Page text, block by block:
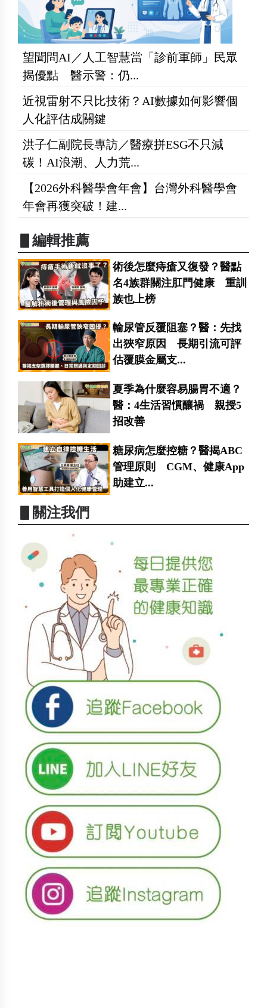
望聞問AI／人工智慧當「診前軍師」民眾
揭優點 醫示警：仍...
近視雷射不只比技術？AI數據如何影響個
人化評估成關鍵
洪子仁副院長專訪／醫療拼ESG不只減
碳！AI浪潮、人力荒...
【2026外科醫學會年會】台灣外科醫學會
年會再獲突破！建...
▋編輯推薦
術後怎麼痔瘡又復發？醫點
名4族群關注肛門健康 重訓
族也上榜
輸尿管反覆阻塞？醫：先找
出狹窄原因 長期引流可評
估覆膜金屬支...
夏季為什麼容易腸胃不適？
醫：4生活習慣釀禍 親授5
招改善
糖尿病怎麼控糖？醫揭ABC
管理原則 CGM、健康App
助建立...
▋關注我們